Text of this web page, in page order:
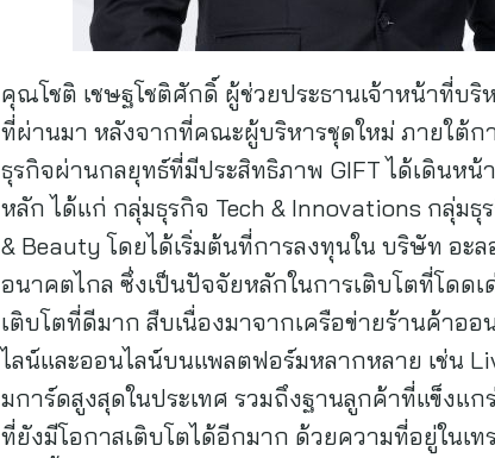
คุณโชติ เชษฐโชติศักดิ์ ผู้ช่วยประธานเจ้าหน้าที่บ
ที่ผ่านมา หลังจากที่คณะผู้บริหารชุดใหม่ ภายใต้ก
ธุรกิจผ่านกลยุทธ์ที่มีประสิทธิภาพ GIFT ได้เดินหน้
หลัก ได้แก่ กลุ่มธุรกิจ Tech & Innovations กลุ่มธุ
& Beauty โดยได้เริ่มต้นที่การลงทุนใน บริษัท อะ
อนาคตไกล ซึ่งเป็นปัจจัยหลักในการเติบโตที่โดด
เติบโตที่ดีมาก สืบเนื่องมาจากเครือข่ายร้านค้าอ
ไลน์และออนไลน์บนแพลตฟอร์มหลากหลาย เช่น
มการ์ดสูงสุดในประเทศ รวมถึงฐานลูกค้าที่แข็งแ
ที่ยังมีโอกาสเติบโตได้อีกมาก ด้วยความที่อยู่ในเ